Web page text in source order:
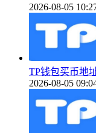
2026-08-05
TP钱包买币地
2026-08-05